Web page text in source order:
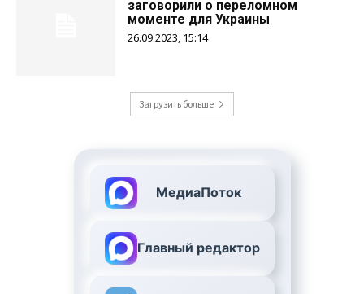
заговорили о переломном
моменте для Украины
26.09.2023, 15:14
Загрузить больше
МедиаПоток
Главный редактор